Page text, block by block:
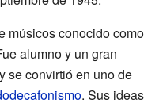
músicos conocido como
alumno y un gran
se convirtió en uno de
. Sus ideas